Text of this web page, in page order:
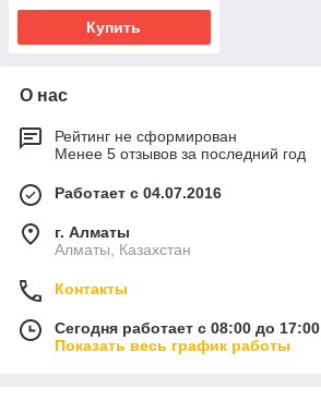
Купить
О нас
Рейтинг не сформирован
Менее 5 отзывов за последний год
Работает с 04.07.2016
г. Алматы
Алматы, Казахстан
Контакты
Сегодня работает с 08:00 до 17:00
Показать весь график работы